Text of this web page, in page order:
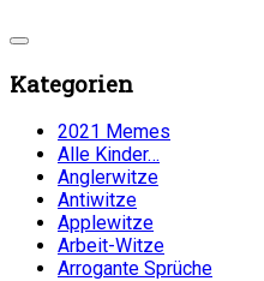
Kategorien
2021 Memes
Alle Kinder…
Anglerwitze
Antiwitze
Applewitze
Arbeit-Witze
Arrogante Sprüche